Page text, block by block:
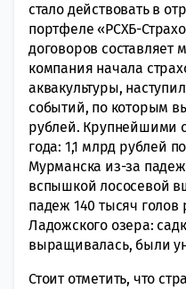
стало действовать в
портфеле «РСХБ-
договоров составляет
компания начала
аквакультуры,
событий, по которым
рублей. Крупнейшими
года: 1,1 млрд рублей
Мурманска из-за
вспышкой лососевой
падеж 140 тысяч
Ладожского озера:
выращивалась, были
Стоит отметить, что